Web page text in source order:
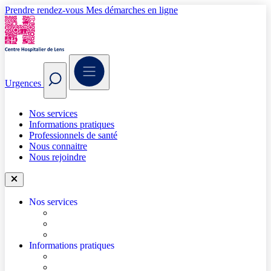
Prendre rendez-vous Mes démarches en ligne
Urgences
Nos services
Informations pratiques
Professionnels de santé
Nous connaitre
Nous rejoindre
Nos services
Informations pratiques